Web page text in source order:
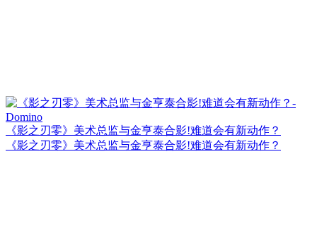
《影之刃零》美术总监与金亨泰合影!难道会有新动作？
《影之刃零》美术总监与金亨泰合影!难道会有新动作？